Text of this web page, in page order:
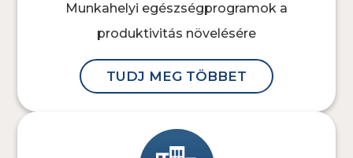
Munkahelyi egészségprogramok a
produktivitás növelésére
TUDJ MEG TÖBBET